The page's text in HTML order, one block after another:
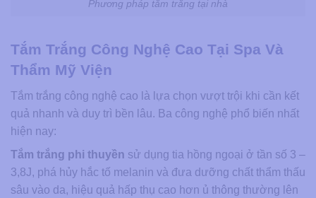
Phương pháp tắm trắng tại nhà
Tắm Trắng Công Nghệ Cao Tại Spa Và
Thẩm Mỹ Viện
Tắm trắng công nghệ cao là lựa chọn vượt trội khi cần kết
quả nhanh và duy trì bền lâu. Ba công nghệ phổ biến nhất
hiện nay:
Tắm trắng phi thuyền sử dụng tia hồng ngoại ở tần số 3 –
3,8J, phá hủy hắc tố melanin và đưa dưỡng chất thẩm thấu
sâu vào da, hiệu quả hấp thụ cao hơn ủ thông thường lên